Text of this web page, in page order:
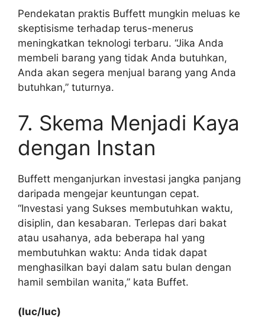
Pendekatan praktis Buffett mungkin meluas ke
skeptisisme terhadap terus-menerus
meningkatkan teknologi terbaru. “Jika Anda
membeli barang yang tidak Anda butuhkan,
Anda akan segera menjual barang yang Anda
butuhkan,” tuturnya.
7. Skema Menjadi Kaya
dengan Instan
Buffett menganjurkan investasi jangka panjang
daripada mengejar keuntungan cepat.
“Investasi yang Sukses membutuhkan waktu,
disiplin, dan kesabaran. Terlepas dari bakat
atau usahanya, ada beberapa hal yang
membutuhkan waktu: Anda tidak dapat
menghasilkan bayi dalam satu bulan dengan
hamil sembilan wanita,” kata Buffet.
(luc/luc)